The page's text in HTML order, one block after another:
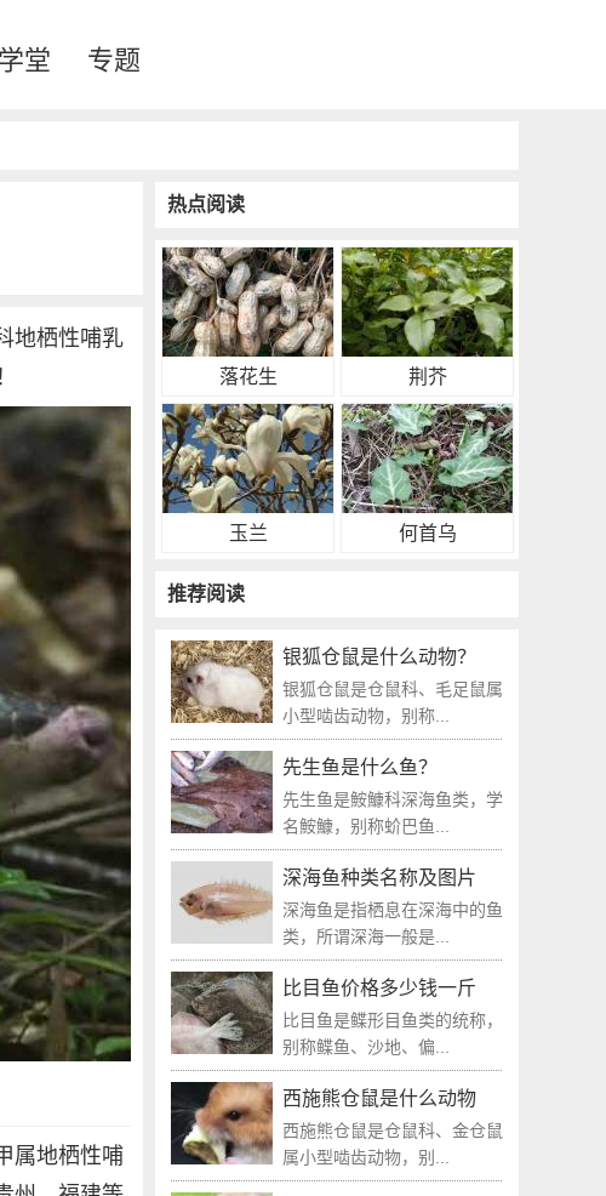
学堂 专题
地栖性哺乳
属地栖性哺
热点阅读
落花生 荆芥
玉兰 何首乌
推荐阅读
银狐仓鼠是什么动物？
银狐仓鼠是仓鼠科、毛足鼠属
小型啮齿动物，别称...
先生鱼是什么鱼？
先生鱼是鮟鱇科深海鱼类，学
名鮟鱇，别称蚧巴鱼...
深海鱼种类名称及图片
深海鱼是指栖息在深海中的鱼
类，所谓深海一般是...
比目鱼价格多少钱一斤
比目鱼是鲽形目鱼类的统称，
别称鲽鱼、沙地、偏...
西施熊仓鼠是什么动物
西施熊仓鼠是仓鼠科、金仓鼠
属小型啮齿动物，别...